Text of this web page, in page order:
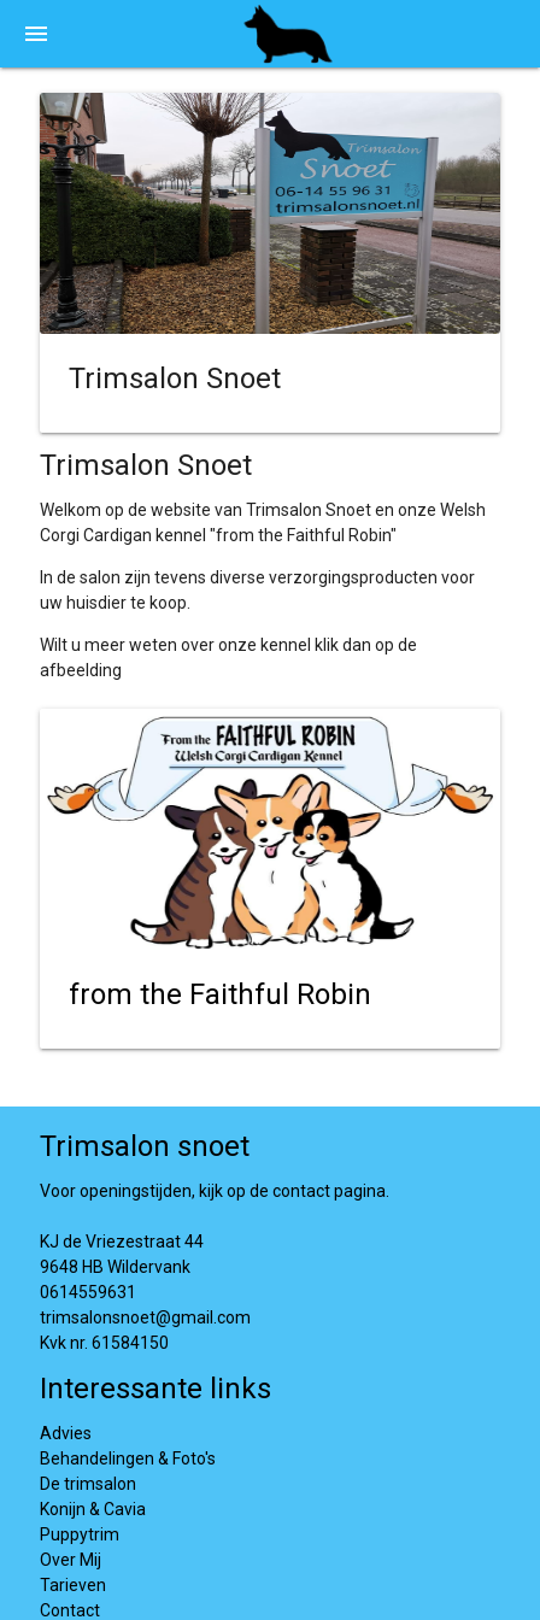
menu
Trimsalon Snoet
Trimsalon Snoet
Welkom op de website van Trimsalon Snoet en onze Welsh
Corgi Cardigan kennel "from the Faithful Robin"
In de salon zijn tevens diverse verzorgingsproducten voor
uw huisdier te koop.
Wilt u meer weten over onze kennel klik dan op de
afbeelding
from the Faithful Robin
Trimsalon snoet
Voor openingstijden, kijk op de contact pagina.
KJ de Vriezestraat 44
9648 HB Wildervank
0614559631
trimsalonsnoet@gmail.com
Kvk nr. 61584150
Interessante links
Advies
Behandelingen & Foto's
De trimsalon
Konijn & Cavia
Puppytrim
Over Mij
Tarieven
Contact